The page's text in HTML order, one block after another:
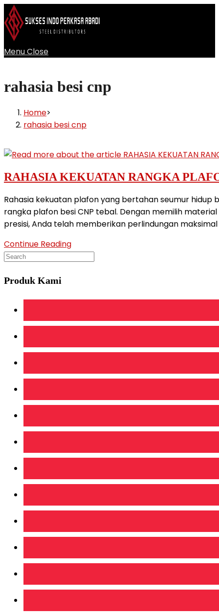
Skip
to
content
MenuClose
rahasia besi cnp
Home>
rahasia besi cnp
RAHASIA KEKUATAN RANGKA
Rahasia kekuatan plafon yang bertahan seumur
rangka plafon besi CNP tebal. Dengan memilih
presisi, Anda telah memberikan perlindungan
Continue ReadingRAHASIA
KEKUATAN
TEBAL
Produk Kami